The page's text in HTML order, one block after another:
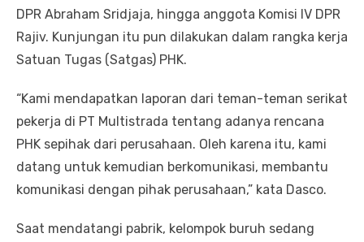
DPR Abraham Sridjaja, hingga anggota Komisi IV DPR
Rajiv. Kunjungan itu pun dilakukan dalam rangka kerja
Satuan Tugas (Satgas) PHK.
“Kami mendapatkan laporan dari teman-teman serikat
pekerja di PT Multistrada tentang adanya rencana
PHK sepihak dari perusahaan. Oleh karena itu, kami
datang untuk kemudian berkomunikasi, membantu
komunikasi dengan pihak perusahaan,” kata Dasco.
Saat mendatangi pabrik, kelompok buruh sedang